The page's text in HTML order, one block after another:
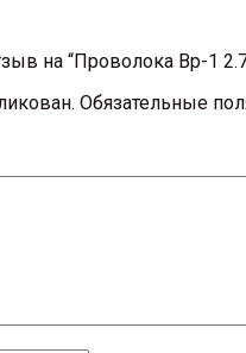
на “Проволока Вр-1
Обязательные